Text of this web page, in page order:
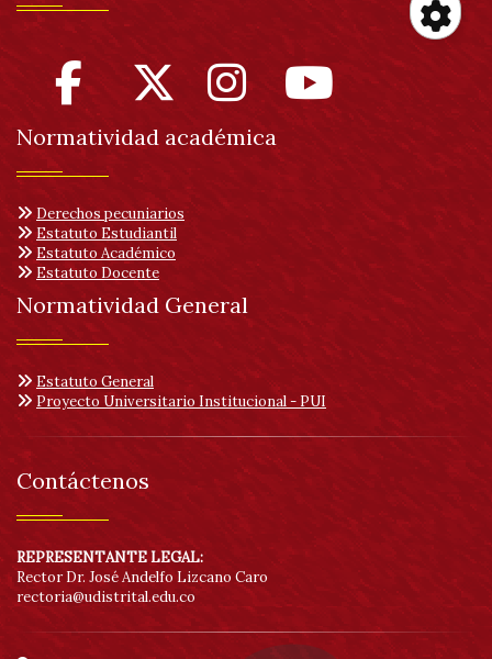
de
Normatividad académica
Derechos pecuniarios
Estatuto Estudiantil
Estatuto Académico
Estatuto Docente
Normatividad General
Estatuto General
Proyecto Universitario Institucional - PUI
Contáctenos
REPRESENTANTE LEGAL:
Rector Dr. José Andelfo Lizcano Caro
rectoria@udistrital.edu.co